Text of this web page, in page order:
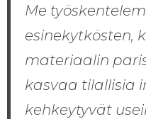
Me
esinekytkösten,
materiaalin
kasvaa tilallisia
kehkeytyvät